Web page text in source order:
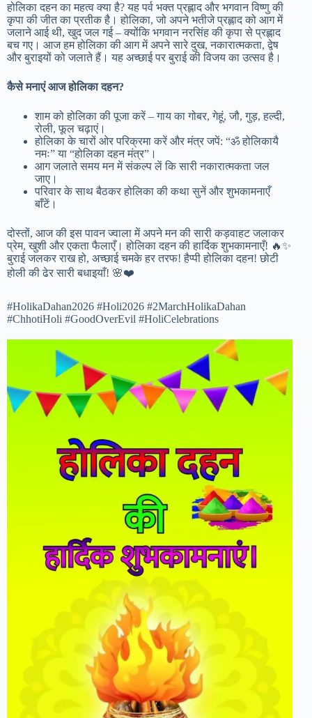
होलिका दहन का महत्व क्या है? यह पर्व भक्त प्रह्लाद और भगवान विष्णु की
कृपा की जीत का प्रतीक है। होलिका, जो अपने भतीजे प्रह्लाद को आग में
जलाने आई थी, खुद जल गई – क्योंकि भगवान नरसिंह की कृपा से प्रह्लाद
बच गए। आज हम होलिका की आग में अपने सारे दुख, नकारात्मकता, द्वेष
और बुराइयों को जलाते हैं। यह अच्छाई पर बुराई की विजय का उत्सव है।
कैसे मनाएं आज होलिका दहन?
शाम को होलिका की पूजा करें – गाय का गोबर, गेहूं, जौ, गुड़, हल्दी,
रोली, फूल चढ़ाएं।
होलिका के चारों ओर परिक्रमा करें और मंत्र जपें: “ॐ होलिकायै
नमः” या “होलिका दहन मंत्र”।
आग जलाते समय मन में संकल्प लें कि सारी नकारात्मकता जल
जाए।
परिवार के साथ बैठकर होलिका की कथा सुनें और शुभकामनाएँ
बाँटें।
दोस्तों, आज की इस पावन ज्वाला में अपने मन की सारी कड़वाहट जलाकर
प्रेम, खुशी और एकता फैलाएँ। होलिका दहन की हार्दिक शुभकामनाएँ! 🔥✨
बुराई जलकर राख हो, अच्छाई चमके हर तरफ! हैप्पी होलिका दहन! छोटी
होली की ढेर सारी बधाइयाँ! 🌸❤️
#HolikaDahan2026 #Holi2026 #2MarchHolikaDahan
#ChhotiHoli #GoodOverEvil #HoliCelebrations